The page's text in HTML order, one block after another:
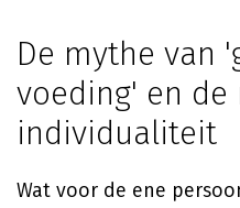
De mythe van
voeding' en de
individualiteit
Wat voor de ene